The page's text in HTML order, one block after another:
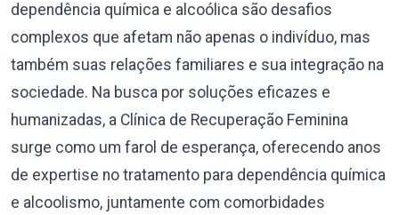
dependência química e alcoólica são desafios
complexos que afetam não apenas o indivíduo, mas
também suas relações familiares e sua integração na
sociedade. Na busca por soluções eficazes e
humanizadas, a Clínica de Recuperação Feminina
surge como um farol de esperança, oferecendo anos
de expertise no tratamento para dependência química
e alcoolismo, juntamente com comorbidades